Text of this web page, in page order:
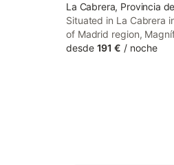
La Cabrera, Provincia
Situated in La Cabrera
of Madrid region,
privado, elevado en la
desde 191 € / noche